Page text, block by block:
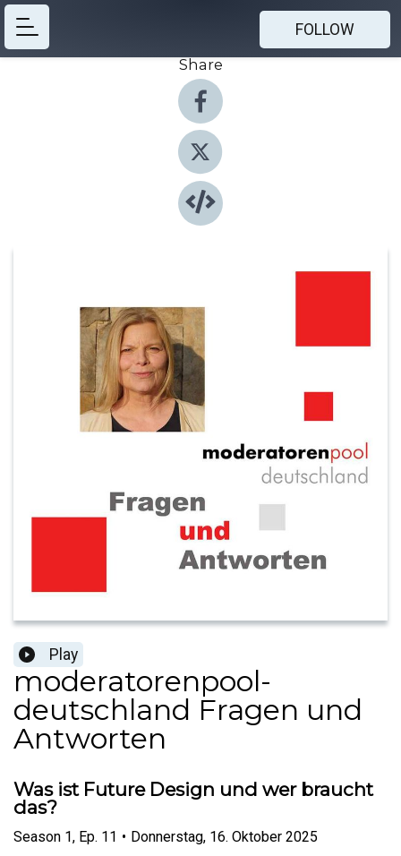
FOLLOW
Share
Play
moderatorenpool-
deutschland Fragen und
Antworten
Was ist Future Design und wer braucht
das?
Season 1, Ep. 11 • Donnerstag, 16. Oktober 2025